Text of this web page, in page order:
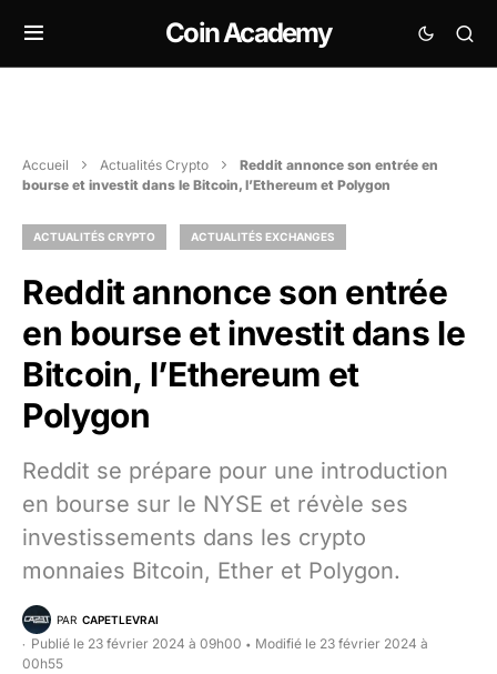
Coin Academy
Accueil Actualités Crypto
Reddit annonce son entrée en
bourse et investit dans le Bitcoin, l’Ethereum et Polygon
ACTUALITÉS CRYPTO ACTUALITÉS EXCHANGES
Reddit annonce son entrée
en bourse et investit dans le
Bitcoin, l’Ethereum et
Polygon
Reddit se prépare pour une introduction
en bourse sur le NYSE et révèle ses
investissements dans les crypto
monnaies Bitcoin, Ether et Polygon.
PAR CAPETLEVRAI
Publié le 23 février 2024 à 09h00 • Modifié le 23 février 2024 à
00h55